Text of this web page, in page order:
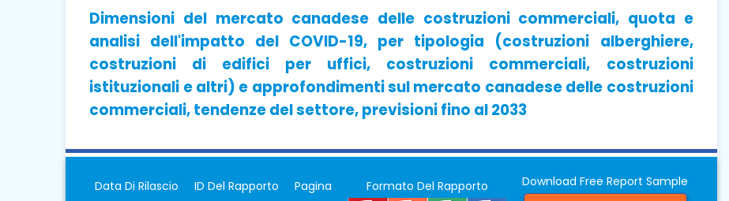
Dimensioni del mercato canadese delle costruzioni commerciali, quota e
analisi dell'impatto del COVID-19, per tipologia (costruzioni alberghiere,
costruzioni di edifici per uffici, costruzioni commerciali, costruzioni
istituzionali e altri) e approfondimenti sul mercato canadese delle costruzioni
commerciali, tendenze del settore, previsioni fino al 2033
Data Di Rilascio
ID Del Rapporto
Pagina
Formato Del Rapporto
Download Free Report Sample